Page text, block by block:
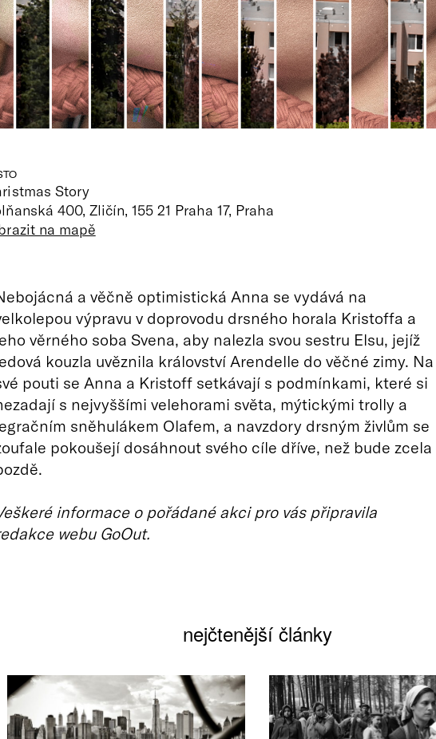
Story
400, Zličín, 155 21 Praha 17, Praha
na mapě
a věčně optimistická Anna se vydává na
výpravu v doprovodu drsného horala Kristoffa a
věrného soba Svena, aby nalezla svou sestru Elsu, jejíž
kouzla uvěznila království Arendelle do věčné zimy. Na
pouti se Anna a Kristoff setkávají s podmínkami, které si
s nejvyššími velehorami světa, mýtickými trolly a
sněhulákem Olafem, a navzdory drsným živlům se
pokoušejí dosáhnout svého cíle dříve, než bude zcela
informace o pořádané akci pro vás připravila
webu GoOut.
nejčtenější články